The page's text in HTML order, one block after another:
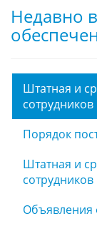
Недавно
Штатная и
сотрудников
Порядок
Штатная и
сотрудников
Объявления